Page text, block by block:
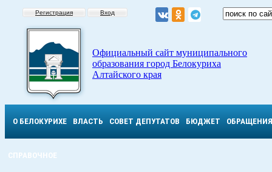
Регистрация Вход
Официальный сайт муниципального
образования город Белокуриха
Алтайского края
О БЕЛОКУРИХЕ ВЛАСТЬ СОВЕТ ДЕПУТАТОВ БЮДЖЕТ ОБРАЩЕНИЯ
СПРАВОЧНОЕ